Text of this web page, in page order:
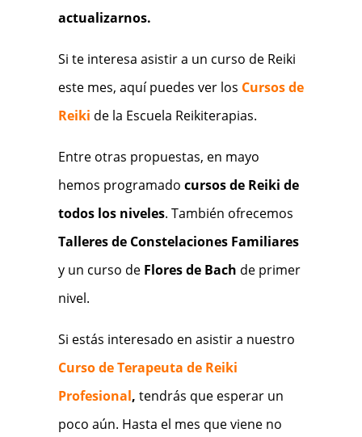
actualizarnos.
Si te interesa asistir a un curso de Reiki
este mes, aquí puedes ver los Cursos de
Reiki de la Escuela Reikiterapias.
Entre otras propuestas, en mayo
hemos programado cursos de Reiki de
todos los niveles. También ofrecemos
Talleres de Constelaciones Familiares
y un curso de Flores de Bach de primer
nivel.
Si estás interesado en asistir a nuestro
Curso de Terapeuta de Reiki
Profesional, tendrás que esperar un
poco aún. Hasta el mes que viene no